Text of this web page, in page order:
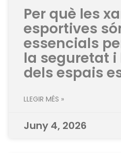
Per què les
esportives
essencials
la seguretat i
dels espais
LLEGIR MÉS »
Juny 4, 2026